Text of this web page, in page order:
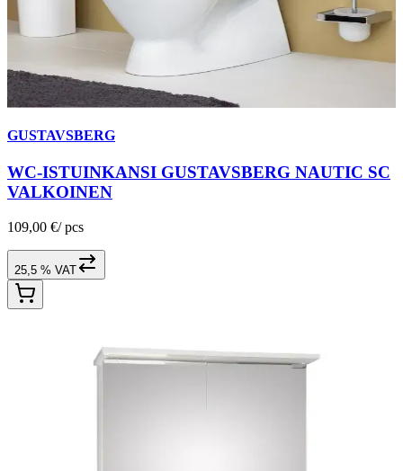
GUSTAVSBERG
WC-ISTUINKANSI GUSTAVSBERG NAUTIC SC
VALKOINEN
109,00 €/ pcs
25,5 % VAT